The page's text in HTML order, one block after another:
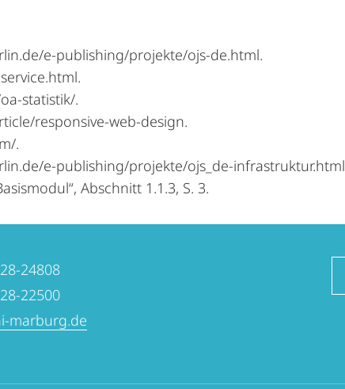
e-publishing/projekte/ojs-de.html.
statistik/.
responsive-web-design.
.
e-publishing/projekte/ojs_de-infrastruktur.html
Abschnitt 1.1.3, S. 3.
24808
22500
marburg.de